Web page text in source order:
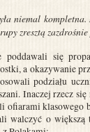
niemal
zresztą
się
a okazywanie
podziału
Inaczej rzecz
ofiarami
walczyć o